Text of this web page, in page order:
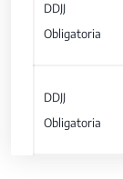
DDJJ
Obligatoria
DDJJ
Obligatoria